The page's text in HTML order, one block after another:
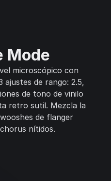
Mode
microscópico con
ajustes de rango: 2.5,
de tono de vinilo
retro sutil. Mezcla la
de flanger
nítidos.